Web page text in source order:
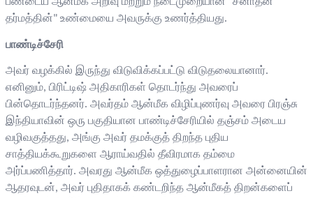
தர்மத்தின்" உண்மையை அவருக்கு உணர்த்தியது.
பாண்டிச்சேரி
அவர் வழக்கில் இருந்து விடுவிக்கப்பட்டு விடுதலையானார்.
எனினும், பிரிட்டிஷ் அதிகாரிகள் தொடர்ந்து அவரைப்
பின்தொடர்ந்தனர். அவர்தம் ஆன்மீக விழிப்புணர்வு அவரை பிரஞ்சு
இந்தியாவின் ஒரு பகுதியான பாண்டிச்சேரியில் தஞ்சம் அடைய
வழிவகுத்தது, அங்கு அவர் தமக்குத் திறந்த புதிய
சாத்தியக்கூறுகளை ஆராய்வதில் தீவிரமாக தம்மை
அர்ப்பணித்தார். அவரது ஆன்மீக ஒத்துழைப்பாளரான அன்னையின்
ஆதரவுடன், அவர் புதிதாகக் கண்டறிந்த ஆன்மீகத் திறன்களைப்